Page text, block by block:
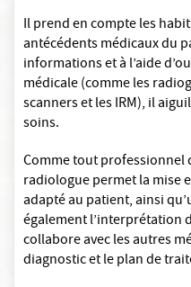
Il prend en compte les
antécédents médicaux du
informations et à l’aide
médicale (comme les
scanners et les IRM), il
soins.
Comme tout professionnel
radiologue permet la mise
adapté au patient, ainsi
également l’interprétation
collabore avec les autres
diagnostic et le plan de